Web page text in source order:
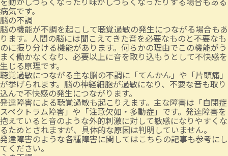
病気です。
脳の不調
脳の機能が不調を起こして聴覚過敏の発生につながる場合もあ
ります。人間の脳には聞こえてきた音を必要なものと不要なも
のに振り分ける機能があります。何らかの理由でこの機能がう
まく働かなくなり、必要以上に音を取り込もうとして不快感を
生じる原理です。
聴覚過敏につながる主な脳の不調に「てんかん」や「片頭痛」
が挙げられます。脳の神経細胞が過敏になり、不要な音も取り
込んで不快感の発生につながります。
発達障害による聴覚過敏も起こりえます。主な障害は「自閉症
スペクトラム障害」や「注意欠如・多動症」です。発達障害を
抱えていると音のような外的刺激に対して敏感になりやすくな
るためとされますが、具体的な原因は判明していません。
発達障害のような各種障害に関してはこちらの記事も参考にし
てください。